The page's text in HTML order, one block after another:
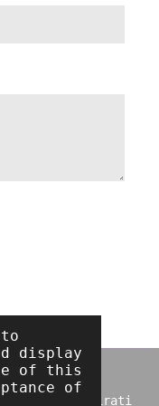
display
of this
of
autorsko su
i kopirati